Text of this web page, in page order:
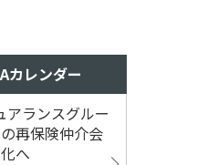
カレンダー
アランスグルー
再保険仲介会
へ